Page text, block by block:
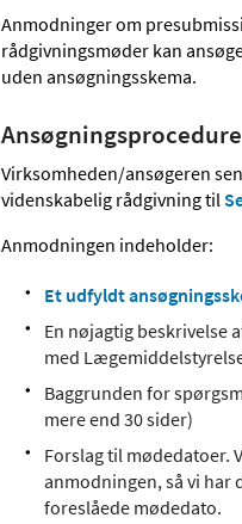
Anmodninger om
rådgivningsmøder kan
uden ansøgningsskema.
Ansøgningsprocedure
Virksomheden/ansøgeren
videnskabelig rådgivning til
Anmodningen indeholder:
Et udfyldt
En nøjagtig beskrivelse
med
Baggrunden for
mere end 30 sider)
Forslag til mødedatoer.
anmodningen, så vi har
foreslåede mødedato.